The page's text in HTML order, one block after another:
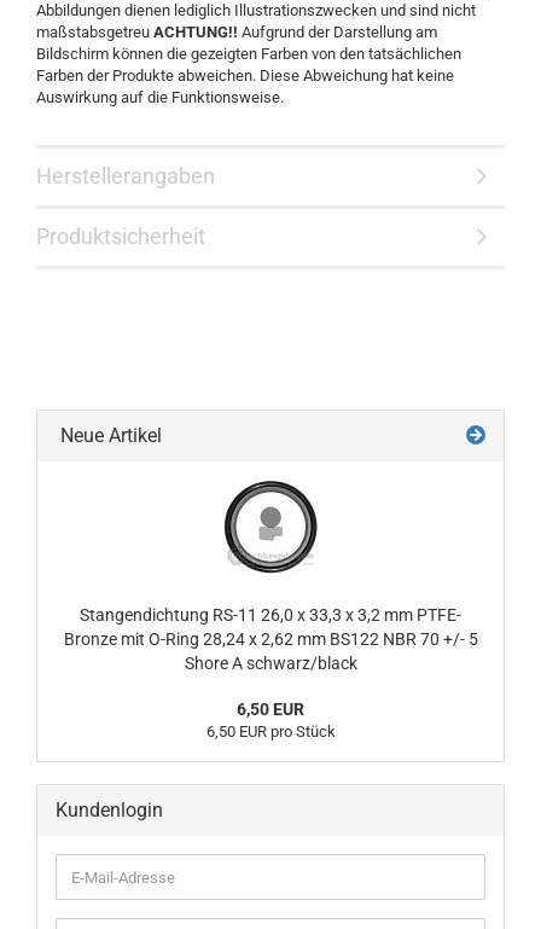
Abbildungen dienen lediglich Illustrationszwecken und sind nicht
maßstabsgetreu ACHTUNG!! Aufgrund der Darstellung am
Bildschirm können die gezeigten Farben von den tatsächlichen
Farben der Produkte abweichen. Diese Abweichung hat keine
Auswirkung auf die Funktionsweise.
Herstellerangaben
Produktsicherheit
Neue Artikel
Stangendichtung RS-11 26,0 x 33,3 x 3,2 mm PTFE-
Bronze mit O-Ring 28,24 x 2,62 mm BS122 NBR 70 +/- 5
Shore A schwarz/black
6,50 EUR
6,50 EUR pro Stück
Kundenlogin
E-
Mail-
Adresse